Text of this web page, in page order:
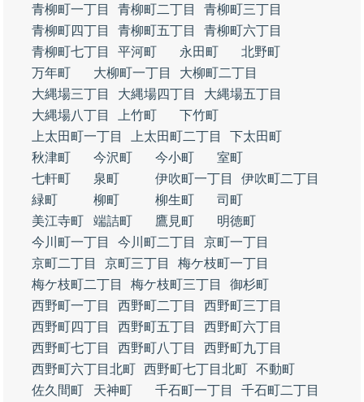
青柳町一丁目 青柳町二丁目
青柳町三丁目
青柳町四丁目
青柳町五丁目
青柳町六丁目
青柳町七丁目
平河町 永田町
北野町
万年町
大柳町一丁目
大柳町二丁目
大縄場三丁目
大縄場四丁目
大縄場五丁目
大縄場八丁目
上竹町
下竹町
上太田町一丁目
上太田町二丁目
下太田町
秋津町
今沢町 今小町
室町
七軒町
泉町 伊吹町一丁目
伊吹町二丁目
緑町
柳町 柳生町
司町
美江寺町
端詰町 鷹見町
明徳町
今川町一丁目
今川町二丁目
京町一丁目
京町二丁目
京町三丁目
梅ケ枝町一丁目
梅ケ枝町二丁目
梅ケ枝町三丁目
御杉町
西野町一丁目
西野町二丁目
西野町三丁目
西野町四丁目
西野町五丁目
西野町六丁目
西野町七丁目
西野町八丁目
西野町九丁目
西野町六丁目北町 西野町七丁目北町 不動町
佐久間町
天神町 千石町一丁目
千石町二丁目